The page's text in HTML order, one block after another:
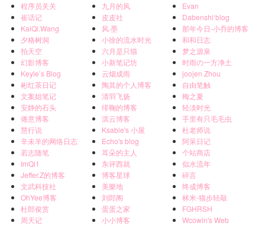
程序员关关
崔话记
KaiQi.Wang
夕格树洞
拍天空
幻影博客
Keyle’s Blog
彬红茶日记
文案姐笔记
安静的石头
倦意博客
慧行说
辛未羊的网络日志
若志随笔
ImQi1
Jeffer.Z的博客
文武科技社
OhYee博客
杜郎俊赏
周天记
九月的风
皮皮社
风·墨
小徐的流水时光
六月是只猫
小新笔记坊
云烟成雨
陶其的个人博客
清羽飞扬
绯鞠的博客
淇云博客
Ksable's 小屋
Echo's blog
耳朵的主人
东评西就
博客星球
美樂地
刘郎阁
蛋蛋之家
小小博客
Evan
Dabenshi‘blog
那年今日-小乔的博客
和和日志
梦之源泉
时雨の一方净土
joojen Zhou
自由笔触
梅之夏
轻淡时光
手里有只毛毛虫
杜老师说
阿呆日记
个站商店
似水流年
碎言
终成博客
秫米-猫步轻敲
FGHRSH
Wcowin's Web